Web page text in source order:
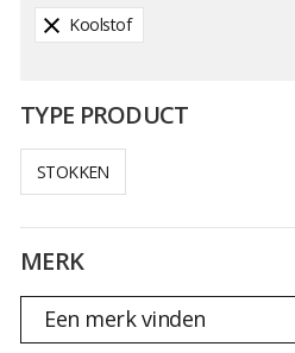
Koolstof
TYPE PRODUCT
STOKKEN
MERK